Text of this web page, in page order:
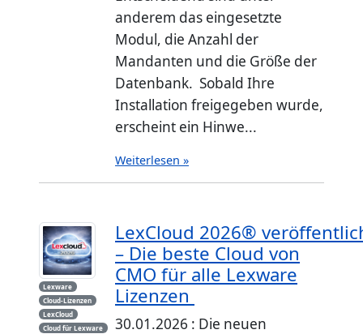
anderem das eingesetzte
Modul, die Anzahl der
Mandanten und die Größe der
Datenbank. Sobald Ihre
Installation freigegeben wurde,
erscheint ein Hinwe...
Weiterlesen »
Lexware
Cloud-Lizenzen
LexCloud
Cloud für Lexware
LexCloud 2026®
– Die beste Cloud von
CMO für alle Lexware
Lizenzen
30.01.2026 : Die neuen